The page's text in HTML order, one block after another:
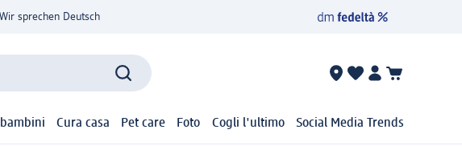
Wir sprechen Deutsch
Cura casa Pet care Foto Cogli l'ultimo Social Media Trends